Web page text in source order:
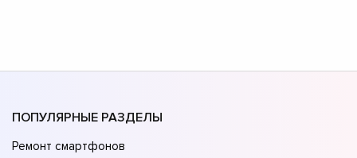
ПОПУЛЯРНЫЕ РАЗДЕЛЫ
Ремонт смартфонов